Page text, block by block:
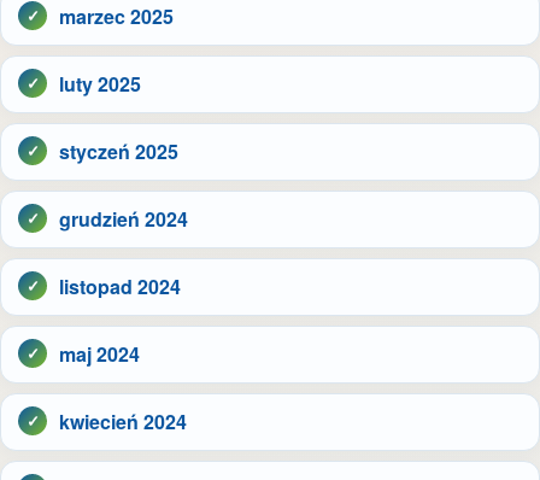
marzec 2025
luty 2025
styczeń 2025
grudzień 2024
listopad 2024
maj 2024
kwiecień 2024